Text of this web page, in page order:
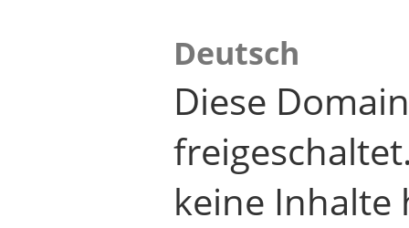
Deutsch
Diese
keine Inhalte